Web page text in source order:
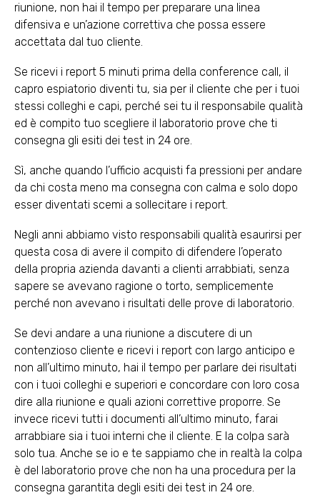
riunione, non hai il tempo per preparare una linea
difensiva e un’azione correttiva che possa essere
accettata dal tuo cliente.
Se ricevi i report 5 minuti prima della conference call, il
capro espiatorio diventi tu, sia per il cliente che per i tuoi
stessi colleghi e capi, perché sei tu il responsabile qualità
ed è compito tuo scegliere il laboratorio prove che ti
consegna gli esiti dei test in 24 ore.
Sì, anche quando l’ufficio acquisti fa pressioni per andare
da chi costa meno ma consegna con calma e solo dopo
esser diventati scemi a sollecitare i report.
Negli anni abbiamo visto responsabili qualità esaurirsi per
questa cosa di avere il compito di difendere l’operato
della propria azienda davanti a clienti arrabbiati, senza
sapere se avevano ragione o torto, semplicemente
perché non avevano i risultati delle prove di laboratorio.
Se devi andare a una riunione a discutere di un
contenzioso cliente e ricevi i report con largo anticipo e
non all’ultimo minuto, hai il tempo per parlare dei risultati
con i tuoi colleghi e superiori e concordare con loro cosa
dire alla riunione e quali azioni correttive proporre. Se
invece ricevi tutti i documenti all’ultimo minuto, farai
arrabbiare sia i tuoi interni che il cliente. E la colpa sarà
solo tua. Anche se io e te sappiamo che in realtà la colpa
è del laboratorio prove che non ha una procedura per la
consegna garantita degli esiti dei test in 24 ore.